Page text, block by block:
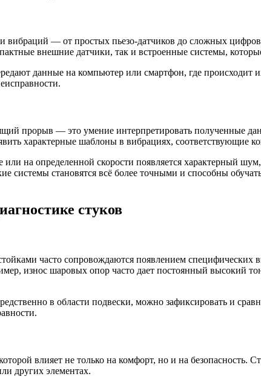
вибраций — от простых пьезо-датчиков до сложных
внешние датчики, так и встроенные системы,
данные на компьютер или смартфон, где происходит
прорыв — это умение интерпретировать полученные
характерные шаблоны в вибрациях, соответствующие
на определенной скорости появляется характерный
системы становятся всё более точными и способны
стуков
часто сопровождаются появлением специфических
износ шаровых опор часто дает постоянный высокий
в области подвески, можно зафиксировать и
влияет не только на комфорт, но и на безопасность.
других элементах.